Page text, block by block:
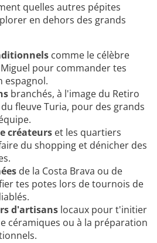
quelles autres pépites
en dehors des grands
comme le célèbre
pour commander tes
espagnol.
branchés, à l'image du Retiro
fleuve Turia, pour des grands
créateurs et les quartiers
du shopping et dénicher des
de la Costa Brava ou de
tes potes lors de tournois de
d'artisans locaux pour t'initier
céramiques ou à la préparation